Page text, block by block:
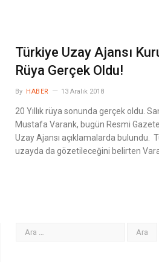
Türkiye Uzay Ajansı
Rüya Gerçek Oldu!
By HABER 13 Aralık 2018
20 Yıllık rüya sonunda gerçek oldu.
Mustafa Varank, bugün Resmi
Uzay Ajansı açıklamalarda bulundu.
uzayda da gözetileceğini belirten